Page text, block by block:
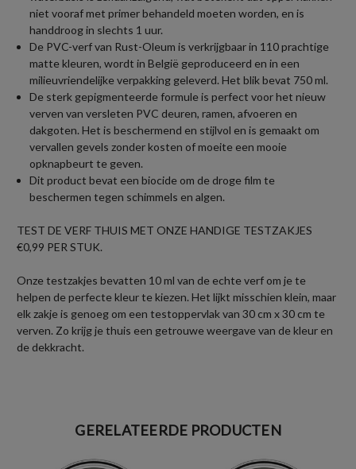
niet vooraf met primer behandeld moeten worden, en is
handdroog in slechts 1 uur.
De PVC-verf van Rust-Oleum is verkrijgbaar in 110 prachtige
matte kleuren, wordt in België geproduceerd en in een
milieuvriendelijke verpakking geleverd. Het blik bevat 750 ml.
De sterk gepigmenteerde formule is perfect voor het nieuw
verven van versleten PVC deuren, ramen, afvoeren en
dakgoten. Het is beschermend en stijlvol en is gemaakt om
vervallen gevels zonder kosten of moeite een mooie
opknapbeurt te geven.
Dit product bevat een biocide om de droge film te
beschermen tegen schimmels en algen.
TEST DE VERF THUIS MET ONZE HANDIGE TESTZAKJES
€0,99 PER STUK.
Onze testzakjes bevatten 10 ml van de echte verf om je te
helpen de perfecte kleur te kiezen. Het lijkt misschien klein, maar
elk zakje is genoeg om een testoppervlak van 30 cm x 30 cm te
verven. Zo krijg je thuis een getrouwe weergave van de kleur en
de dekkracht.
GERELATEERDE PRODUCTEN